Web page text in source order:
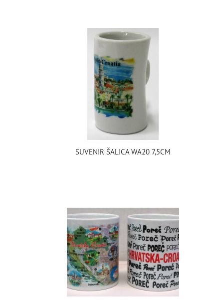
SUVENIR ŠALICA WA20 7,5CM